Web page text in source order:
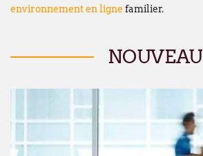
environnement en ligne familier.
NOUVEAU